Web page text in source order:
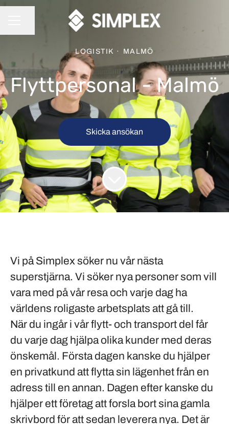
LOGISTIK · MALMÖ
Flyttpersonal - Malmö
Skicka ansökan
Vi på Simplex söker nu vår nästa
superstjärna. Vi söker nya personer som vill
vara med på vår resa och varje dag ha
världens roligaste arbetsplats att gå till.
När du ingår i vårflytt- och transportdel får
du varje dag hjälpa olika kunder med deras
önskemål. Första dagen kanske du hjälper
en privatkund att flytta sin lägenhet från en
adress till en annan. Dagen efter kanske du
hjälper ett företag att forsla bort sina gamla
skrivbord för att sedan leverera nya. Det är